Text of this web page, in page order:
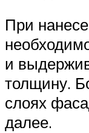
При
и
толщину.
слоях
далее.